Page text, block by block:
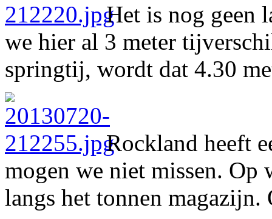
Het is nog geen
we hier al 3 meter
springtij, wordt dat 4.30
Rockland heeft
mogen we niet missen. Op
langs het tonnen